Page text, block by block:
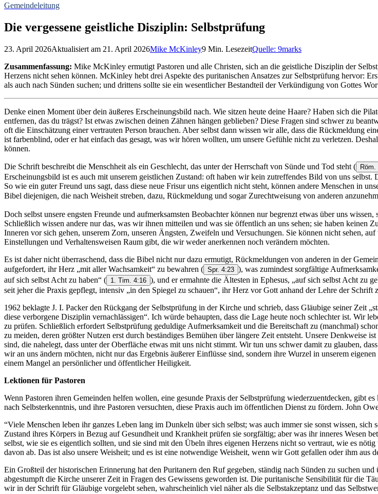
Gemeindeleitung
Die vergessene geistliche Disziplin: Selbstprüfung
23. April 2026Aktualisiert am 21. April 2026Mike McKinley9 Min. LesezeitQuelle: 9marks
Zusammenfassung: Mike McKinley ermutigt Pastoren und alle Christen, sich an die geistliche Disziplin der
Herzens nicht sehen können. McKinley hebt drei Aspekte des puritanischen Ansatzes zur Selbstprüfung hervor:
als auch nach Sünden suchen; und drittens sollte sie ein wesentlicher Bestandteil der Verkündigung von Gottes
Denke einen Moment über dein äußeres Erscheinungsbild nach. Wie sitzen heute deine Haare? Haben sich die
entfernen, das du trägst? Ist etwas zwischen deinen Zähnen hängen geblieben? Diese Fragen sind schwer zu
oft die Einschätzung einer vertrauten Person brauchen. Aber selbst dann wissen wir alle, dass die Rückmeldung
ist farbenblind, oder er hat einfach das gesagt, was wir hören wollten, um unsere Gefühle nicht zu verletzen.
können.
Die Schrift beschreibt die Menschheit als ein Geschlecht, das unter der Herrschaft von Sünde und Tod steht ( Röm.
Erscheinungsbild ist es auch mit unserem geistlichen Zustand: oft haben wir kein zutreffendes Bild von uns
So wie ein guter Freund uns sagt, dass diese neue Frisur uns eigentlich nicht steht, können andere Menschen in
Bibel diejenigen, die nach Weisheit streben, dazu, Rückmeldung und sogar Zurechtweisung von anderen
Doch selbst unsere engsten Freunde und aufmerksamsten Beobachter können nur begrenzt etwas über uns
Schließlich wissen andere nur das, was wir ihnen mitteilen und was sie öffentlich an uns sehen; sie haben keinen
Inneren vor sich gehen, unserem Zorn, unseren Ängsten, Zweifeln und Versuchungen. Sie können nicht sehen,
Einstellungen und Verhaltensweisen Raum gibt, die wir weder anerkennen noch verändern möchten.
Es ist daher nicht überraschend, dass die Bibel nicht nur dazu ermutigt, Rückmeldungen von anderen in der
aufgefordert, ihr Herz „mit aller Wachsamkeit“ zu bewahren ( Spr. 4:23 ), was zumindest sorgfältige
auf sich selbst Acht zu haben“ ( 1. Tim. 4:16 ), und er ermahnte die Ältesten in Ephesus, „auf sich selbst Acht zu
seit jeher die Praxis gepflegt, intensiv „in den Spiegel zu schauen“, ihr Herz vor Gott anhand der Lehre der Schrift
1962 beklagte J. I. Packer den Rückgang der Selbstprüfung in der Kirche und schrieb, dass Gläubige seiner Zeit
diese verborgene Disziplin vernachlässigen“. Ich würde behaupten, dass die Lage heute noch schlechter ist. Wir
zu prüfen. Schließlich erfordert Selbstprüfung geduldige Aufmerksamkeit und die Bereitschaft zu (manchmal)
zu meiden, deren größter Nutzen erst durch beständiges Bemühen über längere Zeit entsteht. Unsere Denkweise
sind, die nahelegt, dass unter der Oberfläche etwas mit uns nicht stimmt. Wir tun uns schwer damit zu glauben,
wir an uns ändern möchten, nicht nur das Ergebnis äußerer Einflüsse sind, sondern ihre Wurzel in unserem
einem Mangel an persönlicher und öffentlicher Heiligkeit.
Lektionen für Pastoren
Wenn Pastoren ihren Gemeinden helfen wollen, eine gesunde Praxis der Selbstprüfung wiederzuentdecken, gibt
nach Selbsterkenntnis, und ihre Pastoren versuchten, diese Praxis auch im öffentlichen Dienst zu fördern. John
“Viele Menschen leben ihr ganzes Leben lang im Dunkeln über sich selbst; was auch immer sie sonst wissen,
Zustand ihres Körpers in Bezug auf Gesundheit und Krankheit prüfen sie sorgfältig; aber was ihr inneres Wesen
selbst, wie sie es eigentlich sollten, und sie sind mit den Übeln ihres eigenen Herzens nicht so vertraut, wie es
davon ab. Das ist also unsere Weisheit; und es ist eine notwendige Weisheit, wenn wir Gott gefallen oder ihm aus
Ein Großteil der historischen Erinnerung hat den Puritanern den Ruf gegeben, ständig nach Sünden zu suchen
abgestumpft die Kirche unserer Zeit in Fragen des Gewissens geworden ist. Die puritanische Sensibilität für die
wir in der Schrift für Gläubige vorgelebt sehen, wahrscheinlich viel näher als die Selbstakzeptanz und das